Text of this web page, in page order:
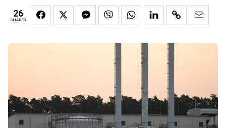
26
SHARES